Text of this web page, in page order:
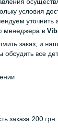
условия
уточнить
менеджера в
заказ, и
обсудить все
заказа 200 грн